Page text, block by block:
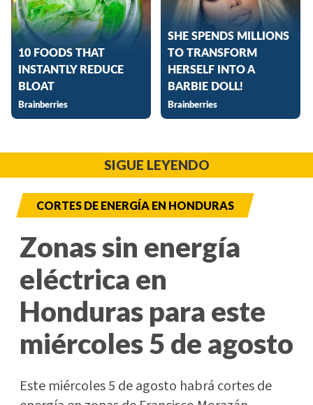
SIGUE LEYENDO
CORTES DE ENERGÍA EN HONDURAS
Zonas sin energía
eléctrica en
Honduras para este
miércoles 5 de agosto
Este miércoles 5 de agosto habrá cortes de